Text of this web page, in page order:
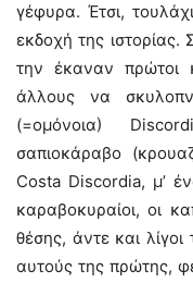
γέφυρα. Έτσι,
εκδοχή της ιστορίας.
την έκαναν πρώτοι
άλλους να
(=ομόνοια)
σαπιοκάραβο
Costa Discordia, μ’
καραβοκυραίοι, οι
θέσης, άντε και
αυτούς της πρώτης,